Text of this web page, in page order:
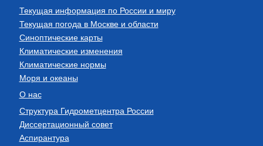
Текущая информация по России и миру
Текущая погода в Москве и области
Синоптические карты
Климатические изменения
Климатические нормы
Моря и океаны
О нас
Структура Гидрометцентра России
Диссертационный совет
Аспирантура